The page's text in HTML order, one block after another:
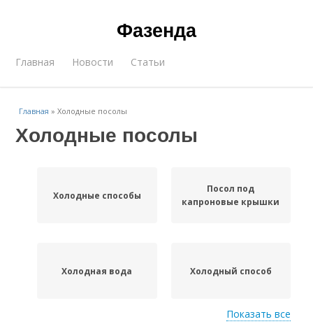
Фазенда
Главная Новости Статьи
Главная »Холодные посолы
Холодные посолы
Холодные способы
Посол под
капроновые крышки
Холодная вода Холодный способ
Показать все